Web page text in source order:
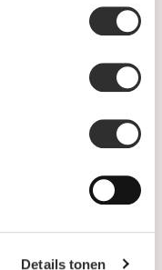
Details tonen